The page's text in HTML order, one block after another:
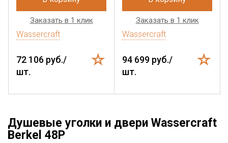
Заказать в 1 клик
Wassercraft
72 106 руб./
шт.
Заказать в 1 клик
Wassercraft
94 699 руб./
шт.
Душевые уголки и двери Wassercraft
Berkel 48P